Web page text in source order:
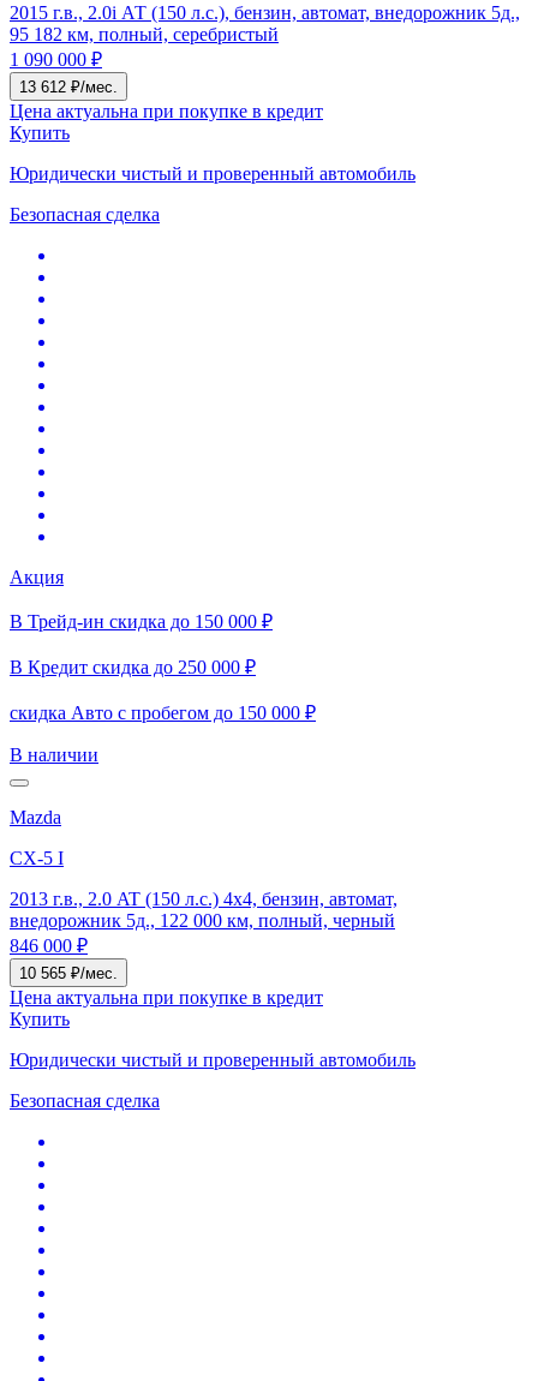
2015 г.в., 2.0i АТ (150 л.с.), бензин, автомат, внедорожник 5д.,
95 182 км, полный, серебристый
1 090 000 ₽
13 612 ₽/мес.
Цена актуальна при покупке в кредит
Купить
Юридически чистый и проверенный автомобиль
Безопасная сделка
Акция
В Трейд-ин скидка до 150 000 ₽
В Кредит скидка до 250 000 ₽
скидка Авто с пробегом до 150 000 ₽
В наличии
Mazda
CX-5 I
2013 г.в., 2.0 AT (150 л.с.) 4x4, бензин, автомат,
внедорожник 5д., 122 000 км, полный, черный
846 000 ₽
10 565 ₽/мес.
Цена актуальна при покупке в кредит
Купить
Юридически чистый и проверенный автомобиль
Безопасная сделка